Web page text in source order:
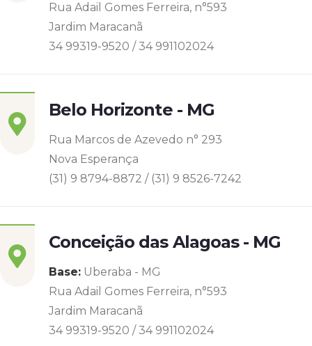
Rua Adail Gomes Ferreira, n°593
Jardim Maracanã
34 99319-9520 / 34 991102024
Belo Horizonte - MG
Rua Marcos de Azevedo n° 293
Nova Esperança
(31) 9 8794-8872 / (31) 9 8526-7242
Conceição das Alagoas - MG
Base: Uberaba - MG
Rua Adail Gomes Ferreira, n°593
Jardim Maracanã
34 99319-9520 / 34 991102024